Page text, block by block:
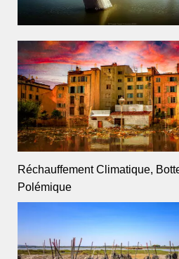
Réchauffement Climatique,
Polémique